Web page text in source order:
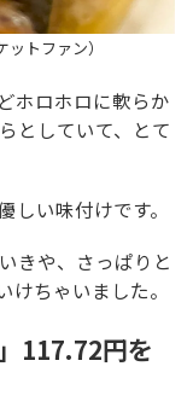
トファン）
ホロホロに軟らか
としていて、とて
い味付けです。
きや、さっぱりと
けちゃいました。
117.72円を